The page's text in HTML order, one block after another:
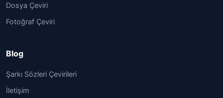
Dosya Çeviri
Fotoğraf Çeviri
Blog
Şarkı Sözleri Çevirileri
İletişim